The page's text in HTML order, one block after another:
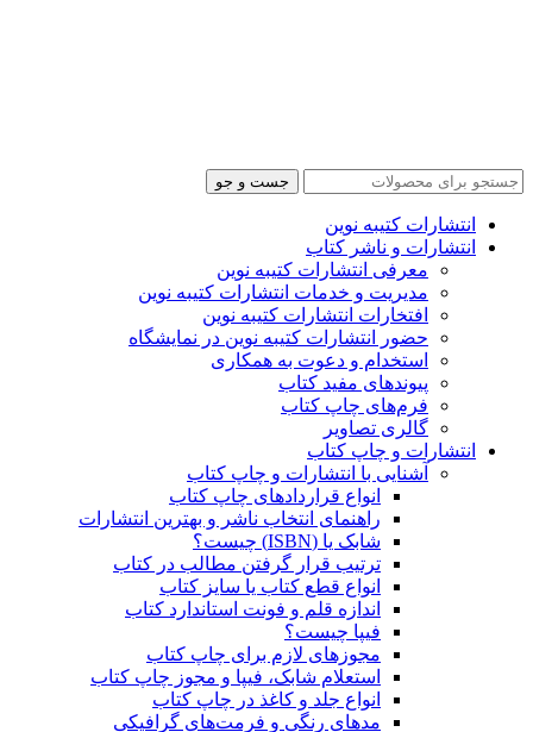
جست و جو
انتشارات کتیبه نوین
انتشارات و ناشر کتاب
معرفی انتشارات کتیبه نوین
مدیریت و خدمات انتشارات کتیبه نوین
افتخارات انتشارات کتیبه نوین
حضور انتشارات کتیبه نوین در نمایشگاه‌
استخدام و دعوت به همکاری
پیوندهای مفید کتاب
فرم‌های چاپ کتاب
گالری تصاویر
انتشارات و چاپ کتاب
آشنایی با انتشارات و چاپ کتاب
انواع قراردادهای چاپ کتاب
راهنمای انتخاب ناشر و بهترین انتشارات
شابک یا (ISBN) چیست؟
ترتیب قرار گرفتن مطالب در کتاب
انواع قطع کتاب یا سایز کتاب
اندازه قلم و فونت استاندارد کتاب
فیپا چیست؟
مجوزهای لازم برای چاپ کتاب
استعلام شابک، فیپا و مجوز چاپ کتاب
انواع جلد و کاغذ در چاپ کتاب
مدهای رنگی و فرمت‌های گرافیکی